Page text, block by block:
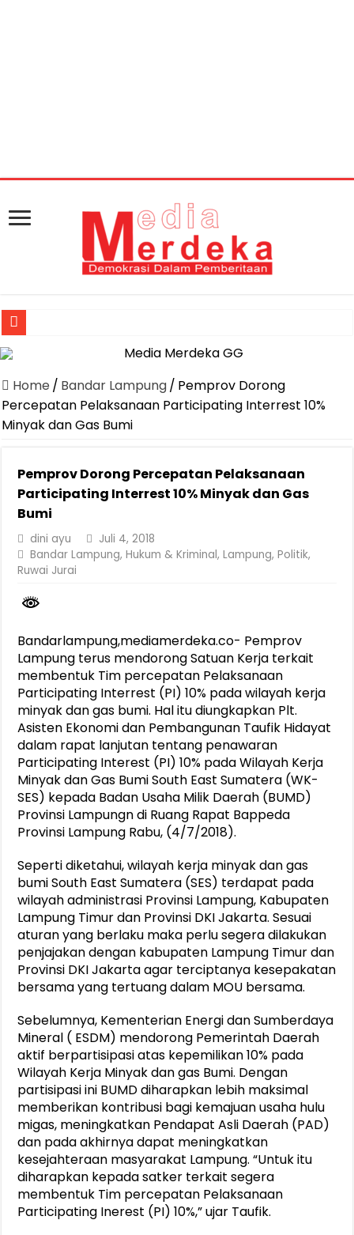
Jasa Raharja Serahkan Santunan kepada Ahli Waris Korban
Dirut Jasa Raharja Dampingi Wamenhub Tinjau Penanganan
Pastikan Pelayanan Maksimal, Direksi Jasa Raharja Tinjau Korban
Dirut Jasa Raharja Dampingi Wamenhub Tinjau Penanganan
Gelar Audiensi, Jasa Raharja dan Kementerian PANRB Perkuat
Berkontribusi terhadap Keselamatan dan Mobilitas Masyarakat,
Pemprov Lampung Dukung Penuh Lampung Financial Festival,
Pengesahan Raperda APBD 2025 Jadi Langkah Penguatan
Home / Bandar Lampung/ Pemprov Dorong
Percepatan Pelaksanaan Participating Interrest 10%
Minyak dan Gas Bumi
Pemprov Dorong Percepatan Pelaksanaan
Participating Interrest 10% Minyak dan Gas
Bumi
dini ayu
Juli 4, 2018
Bandar Lampung,Hukum & Kriminal,Lampung,Politik,
Ruwai Jurai
Bandarlampung,mediamerdeka.co- Pemprov
Lampung terus mendorong Satuan Kerja terkait
membentuk Tim percepatan Pelaksanaan
Participating Interrest (PI) 10% pada wilayah kerja
minyak dan gas bumi. Hal itu diungkapkan Plt.
Asisten Ekonomi dan Pembangunan Taufik Hidayat
dalam rapat lanjutan tentang penawaran
Participating Interest (PI) 10% pada Wilayah Kerja
Minyak dan Gas Bumi South East Sumatera (WK-
SES) kepada Badan Usaha Milik Daerah (BUMD)
Provinsi Lampungn di Ruang Rapat Bappeda
Provinsi Lampung Rabu, (4/7/2018).
Seperti diketahui, wilayah kerja minyak dan gas
bumi South East Sumatera (SES) terdapat pada
wilayah administrasi Provinsi Lampung, Kabupaten
Lampung Timur dan Provinsi DKI Jakarta. Sesuai
aturan yang berlaku maka perlu segera dilakukan
penjajakan dengan kabupaten Lampung Timur dan
Provinsi DKI Jakarta agar terciptanya kesepakatan
bersama yang tertuang dalam MOU bersama.
Sebelumnya, Kementerian Energi dan Sumberdaya
Mineral ( ESDM) mendorong Pemerintah Daerah
aktif berpartisipasi atas kepemilikan 10% pada
Wilayah Kerja Minyak dan gas Bumi. Dengan
partisipasi ini BUMD diharapkan lebih maksimal
memberikan kontribusi bagi kemajuan usaha hulu
migas, meningkatkan Pendapat Asli Daerah (PAD)
dan pada akhirnya dapat meningkatkan
kesejahteraan masyarakat Lampung. “Untuk itu
diharapkan kepada satker terkait segera
membentuk Tim percepatan Pelaksanaan
Participating Inerest (PI) 10%,” ujar Taufik.